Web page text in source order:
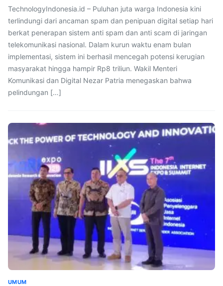
TechnologyIndonesia.id – Puluhan juta warga Indonesia kini
terlindungi dari ancaman spam dan penipuan digital setiap hari
berkat penerapan sistem anti spam dan anti scam di jaringan
telekomunikasi nasional. Dalam kurun waktu enam bulan
implementasi, sistem ini berhasil mencegah potensi kerugian
masyarakat hingga hampir Rp8 triliun. Wakil Menteri
Komunikasi dan Digital Nezar Patria menegaskan bahwa
pelindungan […]
UMUM